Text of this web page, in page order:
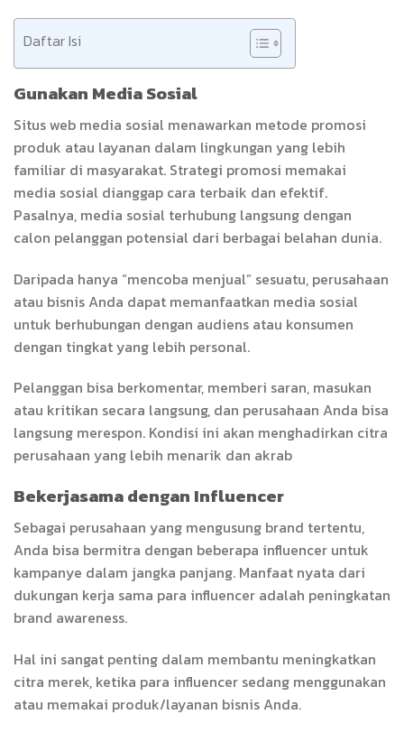
Daftar Isi
Gunakan Media Sosial
Situs web media sosial menawarkan metode promosi
produk atau layanan dalam lingkungan yang lebih
familiar di masyarakat. Strategi promosi memakai
media sosial dianggap cara terbaik dan efektif.
Pasalnya, media sosial terhubung langsung dengan
calon pelanggan potensial dari berbagai belahan dunia.
Daripada hanya “mencoba menjual” sesuatu, perusahaan
atau bisnis Anda dapat memanfaatkan media sosial
untuk berhubungan dengan audiens atau konsumen
dengan tingkat yang lebih personal.
Pelanggan bisa berkomentar, memberi saran, masukan
atau kritikan secara langsung, dan perusahaan Anda bisa
langsung merespon. Kondisi ini akan menghadirkan citra
perusahaan yang lebih menarik dan akrab
Bekerjasama dengan Influencer
Sebagai perusahaan yang mengusung brand tertentu,
Anda bisa bermitra dengan beberapa influencer untuk
kampanye dalam jangka panjang. Manfaat nyata dari
dukungan kerja sama para influencer adalah peningkatan
brand awareness.
Hal ini sangat penting dalam membantu meningkatkan
citra merek, ketika para influencer sedang menggunakan
atau memakai produk/layanan bisnis Anda.